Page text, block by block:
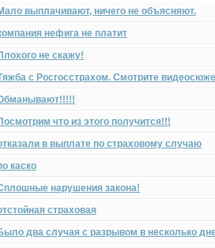
выплачивают, ничего не объясняют.
нефига не платит
не скажу!
с Росгосстрахом. Смотрите
что из этого получится!!!
в выплате по страховому случаю
каско
нарушения закона!
страховая
два случая с разрывом в несколько